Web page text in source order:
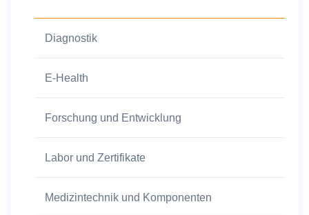
Diagnostik
E-Health
Forschung und Entwicklung
Labor und Zertifikate
Medizintechnik und Komponenten